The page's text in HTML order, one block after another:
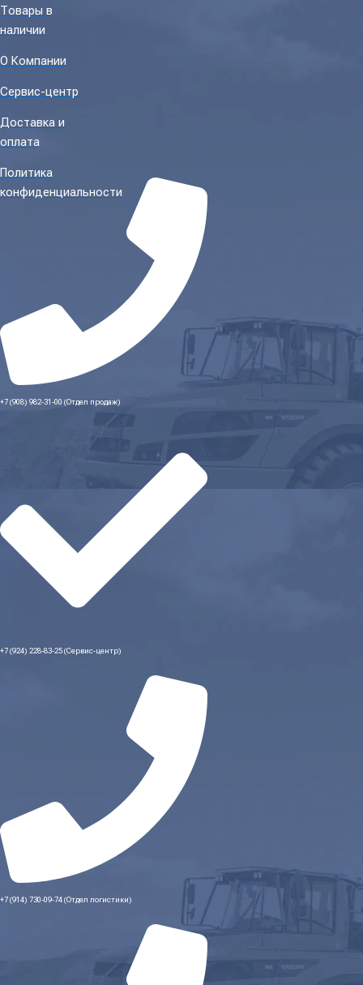
Товары в
наличии
О Компании
Сервис-центр
Доставка и
оплата
Политика
конфиденциальности
+7 (908) 982-31-00 (Отдел продаж)
+7 (924) 228-83-25 (Сервис-центр)
+7 (914) 730-09-74 (Отдел логистики)